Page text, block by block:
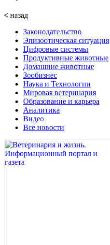
< назад
Законодательство
Эпизоотическая ситуация
Цифровые системы
Продуктивные животные
Домашние животные
Зообизнес
Наука и Технологии
Мировая ветеринария
Образование и карьера
Аналитика
Видео
Все новости